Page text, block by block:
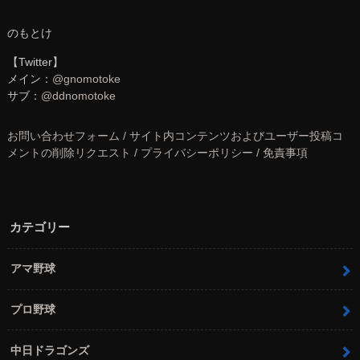
のもとけ
【Twitter】
メイン： @gnomotoke
サブ： @ddnomotoke
お問い合わせフォーム / サイト内コンテンツおよびユーザー投稿コ
メントの削除リクエスト / プライバシーポリシー / 免責事項
カテゴリー
アマ野球
プロ野球
中日ドラゴンズ